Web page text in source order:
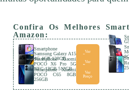
Confira Os Melhores
Amazon:
Smartphone
Samsung Galaxy A15
4G 4GB 128GB
Ver
Preço
Smartphone Xiaomi
POCO X6 Pro 5G
NFC 12GB 512GB
Ver
Preço
Smartphone Xiaomi
POCO C65 8GB
256GB
Ver
Preço